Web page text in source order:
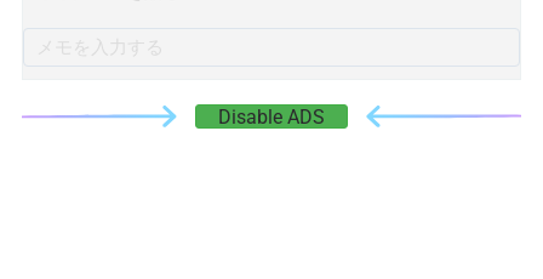
Disable ADS